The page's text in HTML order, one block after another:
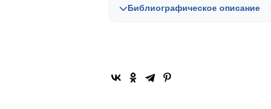
Библиографическое описание